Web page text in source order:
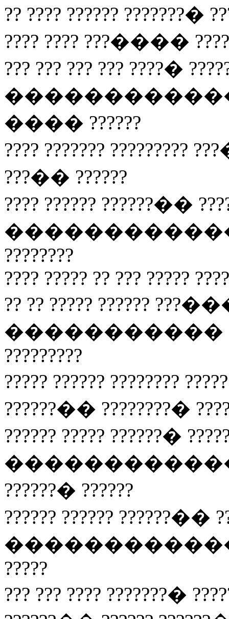
?? ???? ??????
???? ???? ???����
??? ??? ??? ??? ????�
���������������
���� ??????
???? ???????
???�� ??????
???? ?????? ??????��
�������������
????????
???? ????? ?? ??? ?????
?? ?? ????? ??????
�����������
?????????
????? ??????
??????�� ????????�
?????? ????? ??????�
??????� ??????
?????? ?????? ??????��
��������������
?????
??? ??? ????